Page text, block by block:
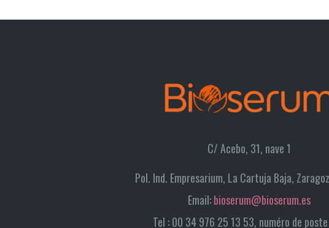
C/ Acebo, 31, nave 1
Pol. Ind. Empresarium, La Cartuja Baja,
Email:bioserum@bioserum.es
Tel : 00 34 976 25 13 53, numéro de